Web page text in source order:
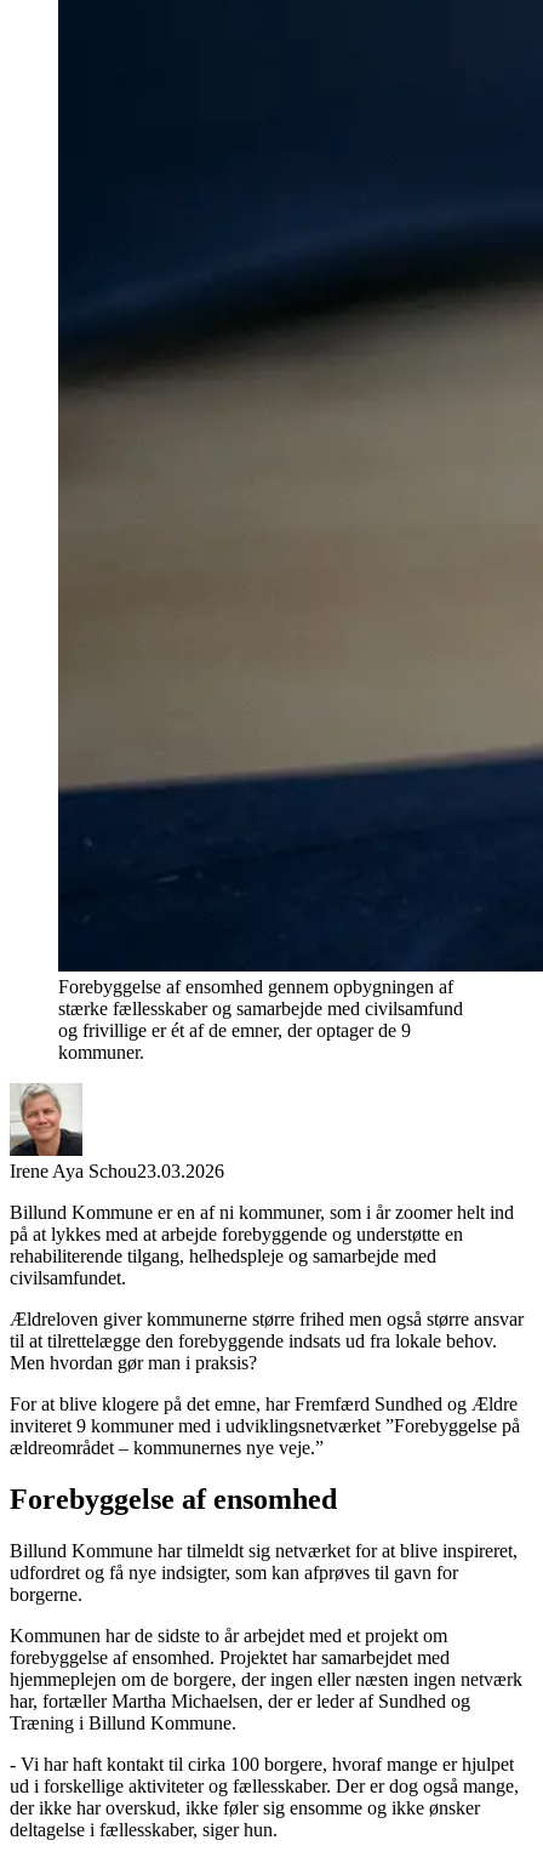
Forebyggelse af ensomhed gennem opbygningen af
stærke fællesskaber og samarbejde med civilsamfund
og frivillige er ét af de emner, der optager de 9
kommuner.
Irene Aya Schou23.03.2026
Billund Kommune er en af ni kommuner, som i år zoomer helt ind
på at lykkes med at arbejde forebyggende og understøtte en
rehabiliterende tilgang, helhedspleje og samarbejde med
civilsamfundet.
Ældreloven giver kommunerne større frihed men også større ansvar
til at tilrettelægge den forebyggende indsats ud fra lokale behov.
Men hvordan gør man i praksis?
For at blive klogere på det emne, har Fremfærd Sundhed og Ældre
inviteret 9 kommuner med i udviklingsnetværket ”Forebyggelse på
ældreområdet – kommunernes nye veje.”
Forebyggelse af ensomhed
Billund Kommune har tilmeldt sig netværket for at blive inspireret,
udfordret og få nye indsigter, som kan afprøves til gavn for
borgerne.
Kommunen har de sidste to år arbejdet med et projekt om
forebyggelse af ensomhed. Projektet har samarbejdet med
hjemmeplejen om de borgere, der ingen eller næsten ingen netværk
har, fortæller Martha Michaelsen, der er leder af Sundhed og
Træning i Billund Kommune.
- Vi har haft kontakt til cirka 100 borgere, hvoraf mange er hjulpet
ud i forskellige aktiviteter og fællesskaber. Der er dog også mange,
der ikke har overskud, ikke føler sig ensomme og ikke ønsker
deltagelse i fællesskaber, siger hun.